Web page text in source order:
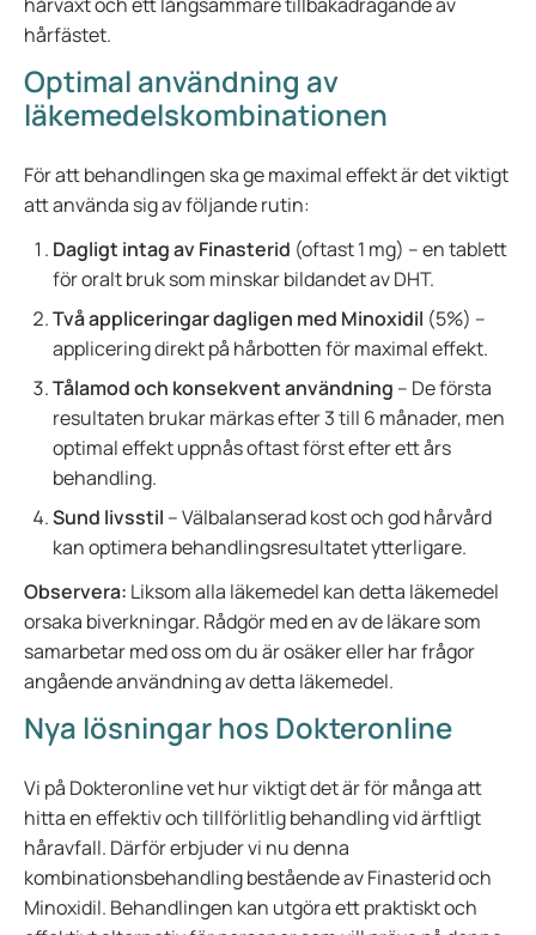
hårfästet.
Optimal användning av
läkemedelskombinationen
För att behandlingen ska ge maximal effekt är det viktigt
att använda sig av följande rutin:
Dagligt intag av Finasterid (oftast 1 mg) – en tablett
för oralt bruk som minskar bildandet av DHT.
Två appliceringar dagligen med Minoxidil (5%) –
applicering direkt på hårbotten för maximal effekt.
Tålamod och konsekvent användning – De första
resultaten brukar märkas efter 3 till 6 månader, men
optimal effekt uppnås oftast först efter ett års
behandling.
Sund livsstil – Välbalanserad kost och god hårvård
kan optimera behandlingsresultatet ytterligare.
Observera: Liksom alla läkemedel kan detta läkemedel
orsaka biverkningar. Rådgör med en av de läkare som
samarbetar med oss om du är osäker eller har frågor
angående användning av detta läkemedel.
Nya lösningar hos Dokteronline
Vi på Dokteronline vet hur viktigt det är för många att
hitta en effektiv och tillförlitlig behandling vid ärftligt
håravfall. Därför erbjuder vi nu denna
kombinationsbehandling bestående av Finasterid och
Minoxidil. Behandlingen kan utgöra ett praktiskt och